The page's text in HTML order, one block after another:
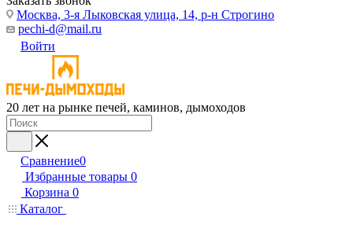
Москва, 3-я Лыковская улица, 14, р-н Строгино
pechi-d@mail.ru
Войти
20 лет на рынке печей, каминов, дымоходов
Сравнение0
Избранные товары 0
Корзина 0
Каталог